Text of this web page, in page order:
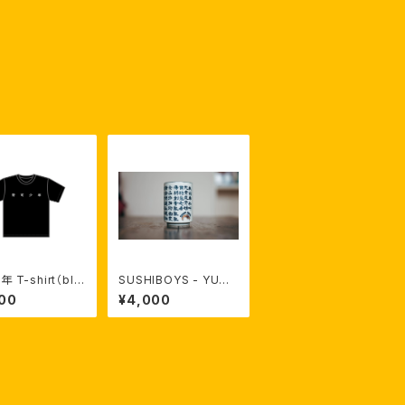
T-shirt（bla
生産】
SUSHIBOYS - YUNO
MI 【限定受注生産】
¥4,000